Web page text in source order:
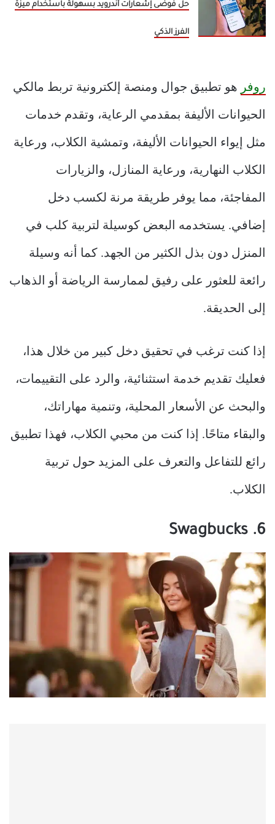
حل فوضى إشعارات أندرويد بسهولة باستخدام ميزة
الفرز الذكي
روفر هو تطبيق جوال ومنصة إلكترونية تربط مالكي
الحيوانات الأليفة بمقدمي الرعاية، وتقدم خدمات
مثل إيواء الحيوانات الأليفة، وتمشية الكلاب، ورعاية
الكلاب النهارية، ورعاية المنازل، والزيارات
المفاجئة، مما يوفر طريقة مرنة لكسب دخل
إضافي. يستخدمه البعض كوسيلة لتربية كلب في
المنزل دون بذل الكثير من الجهد. كما أنه وسيلة
رائعة للعثور على رفيق لممارسة الرياضة أو الذهاب
إلى الحديقة.
إذا كنت ترغب في تحقيق دخل كبير من خلال هذا،
فعليك تقديم خدمة استثنائية، والرد على التقييمات،
والبحث عن الأسعار المحلية، وتنمية مهاراتك،
والبقاء متاحًا. إذا كنت من محبي الكلاب، فهذا تطبيق
رائع للتفاعل والتعرف على المزيد حول تربية
الكلاب.
6. Swagbucks